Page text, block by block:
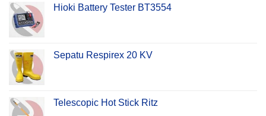
Hioki Battery Tester BT3554
Sepatu Respirex 20 KV
Telescopic Hot Stick Ritz